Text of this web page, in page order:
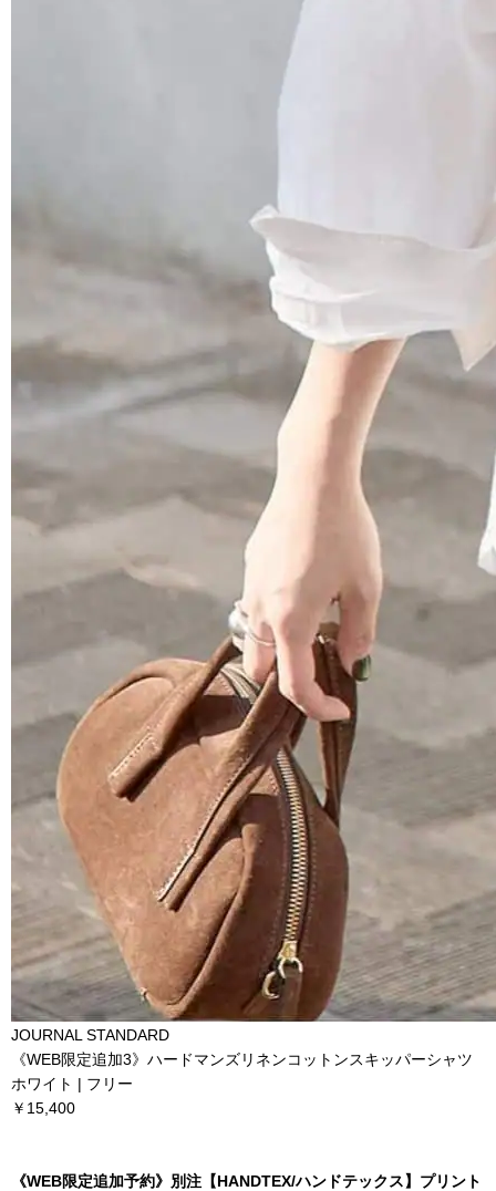
JOURNAL STANDARD
《WEB限定追加3》ハードマンズリネンコットンスキッパーシャツ
ホワイト | フリー
￥15,400
《WEB限定追加予約》別注【HANDTEX/ハンドテックス】プリント